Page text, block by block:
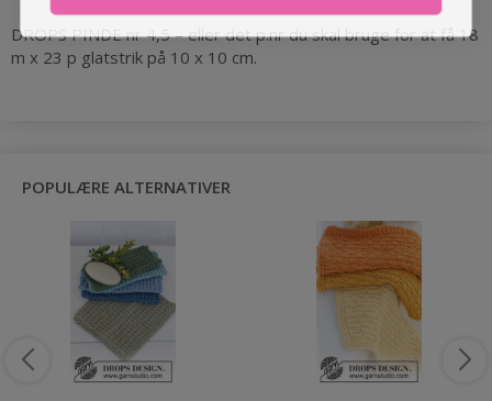
DROPS PINDE nr 4,5 – eller det p.nr du skal bruge for at få 18
m x 23 p glatstrik på 10 x 10 cm.
POPULÆRE ALTERNATIVER